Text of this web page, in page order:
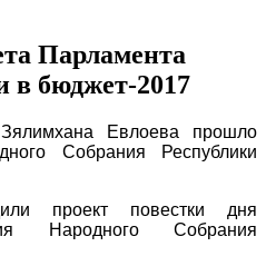
Парламента
в бюджет-2017
Евлоева прошло
Собрания Республики
проект повестки дня
Народного Собрания